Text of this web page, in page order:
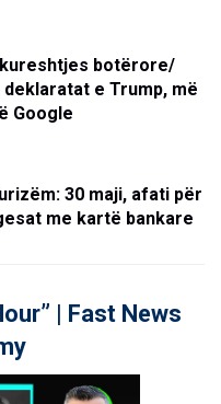
botërore/
e Trump, më
Google
30 maji, afati për
me kartë bankare
| Fast News